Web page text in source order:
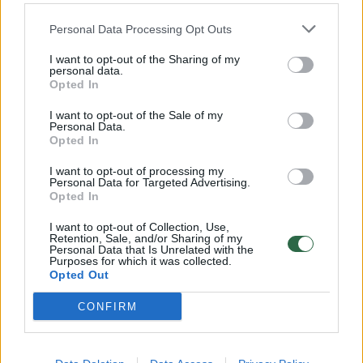
Personal Data Processing Opt Outs
I want to opt-out of the Sharing of my
personal data.
Opted In
I want to opt-out of the Sale of my
Personal Data.
Opted In
I want to opt-out of processing my
Personal Data for Targeted Advertising.
Opted In
I want to opt-out of Collection, Use,
Retention, Sale, and/or Sharing of my
Personal Data that Is Unrelated with the
Purposes for which it was collected.
Opted Out
CONFIRM
Žinios | Orai
V. Zalužno pasisakymą laiko bandymu įsitvirtinti
Laidos | Nauja diena
00:00:59
Nufilmavo, kaip patvino Vilniaus Vakarinis aplinkkelis:
vaizdas pribloškia
Žinios | Lietuvos diena